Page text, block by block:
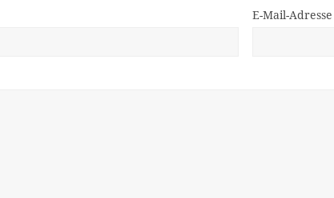
E-Mail-Adresse